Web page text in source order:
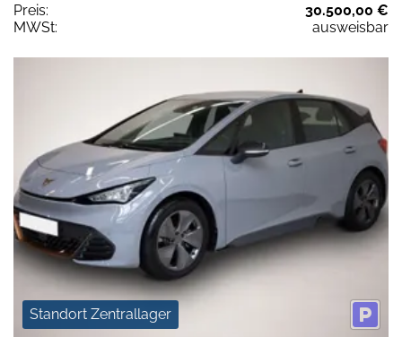
Preis:
30.500,00 €
MWSt:
ausweisbar
Standort Zentrallager